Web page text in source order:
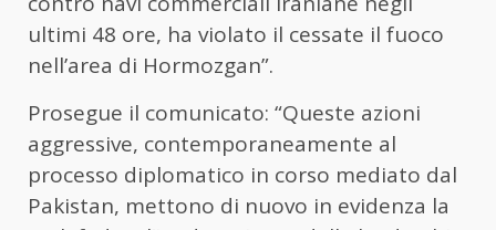
ultimi 48 ore, ha violato il cessate il fuoco
nell’area di Hormozgan”.
Prosegue il comunicato: “Queste azioni
aggressive, contemporaneamente al
processo diplomatico in corso mediato dal
Pakistan, mettono di nuovo in evidenza la